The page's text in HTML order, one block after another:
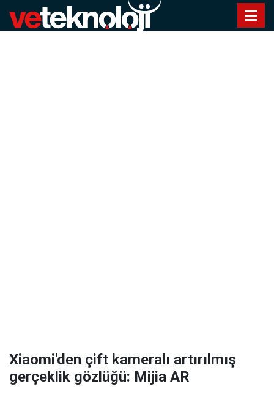
Xiaomi'den çift kameralı artırılmış
gerçeklik gözlüğü: Mijia AR